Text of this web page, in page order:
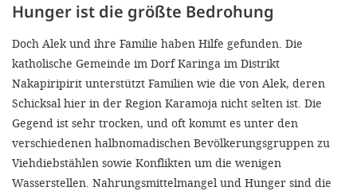
Hunger ist die größte Bedrohung
Doch Alek und ihre Familie haben Hilfe gefunden. Die
katholische Gemeinde im Dorf Karinga im Distrikt
Nakapiripirit unterstützt Familien wie die von Alek, deren
Schicksal hier in der Region Karamoja nicht selten ist. Die
Gegend ist sehr trocken, und oft kommt es unter den
verschiedenen halbnomadischen Bevölkerungsgruppen zu
Viehdiebstählen sowie Konflikten um die wenigen
Wasserstellen. Nahrungsmittelmangel und Hunger sind die